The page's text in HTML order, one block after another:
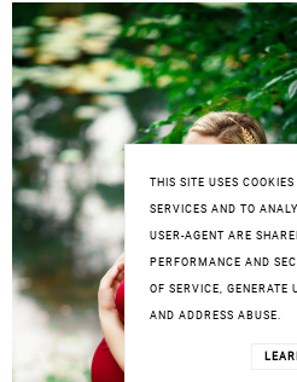
THIS SITE USES
SERVICES AND TO
USER-AGENT ARE
PERFORMANCE AND
OF SERVICE, GENERATE
AND ADDRESS ABUSE.